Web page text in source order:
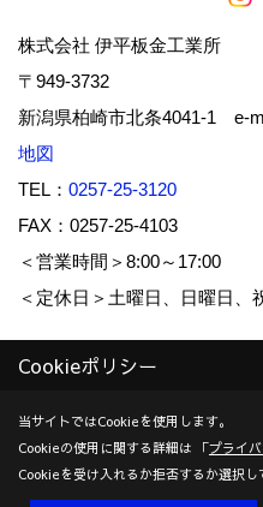
株式会社 伊平板金工業所
〒949-3732
新潟県柏崎市北条4041-1 e-
地図
TEL： 0257-25-3120
FAX：0257-25-4103
＜営業時間＞8:00～17:00
＜定休日＞土曜日、日曜日、
Reserved.
Produced byゴデスクリエイト
Cookieポリシー
当サイトではCookieを使用します。
Cookieの使用に関する詳細は 「プライ
Cookieを受け入れるか拒否するか選択し